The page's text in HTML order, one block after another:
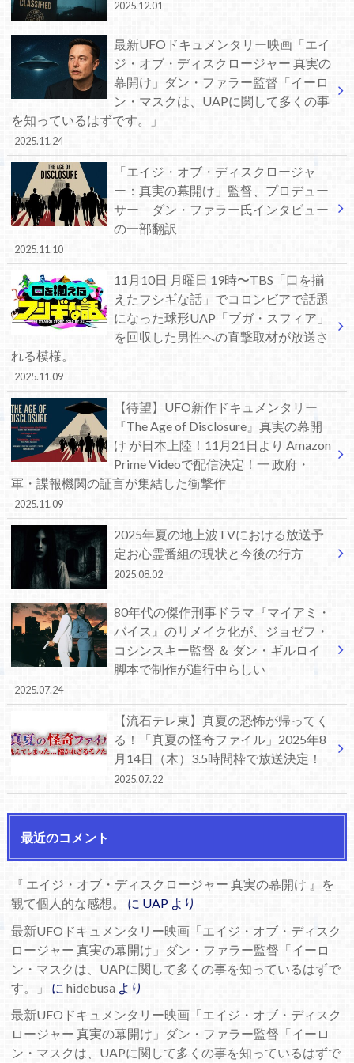
2025.12.01
最新UFOドキュメンタリー映画「エイ
ジ・オブ・ディスクロージャー 真実の
幕開け」ダン・ファラー監督「イーロ
ン・マスクは、UAPに関して多くの事
を知っているはずです。」
2025.11.24
「エイジ・オブ・ディスクロージャ
ー：真実の幕開け」監督、プロデュー
サー ダン・ファラー氏インタビュー
の一部翻訳
2025.11.10
11月10日 月曜日 19時〜TBS「口を揃
えたフシギな話」でコロンビアで話題
になった球形UAP「ブガ・スフィア」
を回収した男性への直撃取材が放送さ
れる模様。
2025.11.09
【待望】UFO新作ドキュメンタリー
『The Age of Disclosure』真実の幕開
け が日本上陸！11月21日より Amazon
Prime Videoで配信決定！一 政府・
軍・諜報機関の証言が集結した衝撃作
2025.11.09
2025年夏の地上波TVにおける放送予
定お心霊番組の現状と今後の行方
2025.08.02
80年代の傑作刑事ドラマ『マイアミ・
バイス』のリメイク化が、ジョゼフ・
コシンスキー監督 ＆ ダン・ギルロイ
脚本で制作が進行中らしい
2025.07.24
【流石テレ東】真夏の恐怖が帰ってく
る！「真夏の怪奇ファイル」2025年8
月14日（木）3.5時間枠で放送決定！
2025.07.22
最近のコメント
『 エイジ・オブ・ディスクロージャー 真実の幕開け 』を
観て個人的な感想。
に UAPより
最新UFOドキュメンタリー映画「エイジ・オブ・ディスク
ロージャー 真実の幕開け」ダン・ファラー監督「イーロ
ン・マスクは、UAPに関して多くの事を知っているはずで
す。」
に hidebusaより
最新UFOドキュメンタリー映画「エイジ・オブ・ディスク
ロージャー 真実の幕開け」ダン・ファラー監督「イーロ
ン・マスクは、UAPに関して多くの事を知っているはずで